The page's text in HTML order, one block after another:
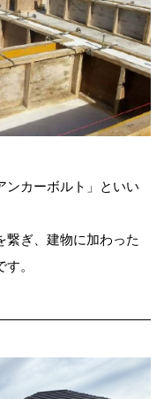
ンカーボルト」といい
繋ぎ、建物に加わった
。